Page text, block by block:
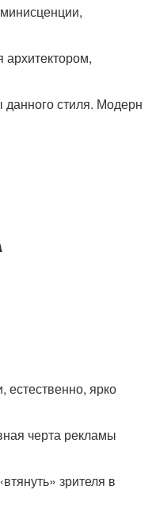
архитектором,
стиля. Модерн
естественно, ярко
черта рекламы
зрителя в